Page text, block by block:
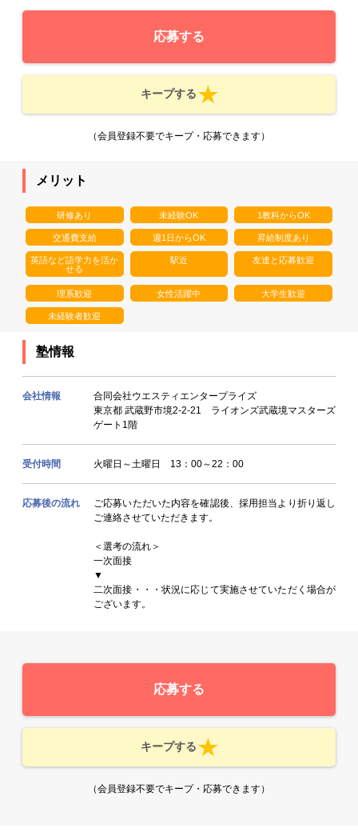
応募する
キープする
（会員登録不要でキープ・応募できます）
メリット
研修あり 未経験OK 1教科からOK
交通費支給 週1日からOK 昇給制度あり
英語など語学力を活か
せる
駅近 友達と応募歓迎
理系歓迎 女性活躍中 大学生歓迎
未経験者歓迎
塾情報
会社情報
合同会社ウエスティエンタープライズ
東京都 武蔵野市境2-2-21 ライオンズ武蔵境マスターズ
ゲート1階
受付時間 火曜日～土曜日 13：00～22：00
応募後の流れ
ご応募いただいた内容を確認後、採用担当より折り返し
ご連絡させていただきます。
＜選考の流れ＞
一次面接
▼
二次面接・・・状況に応じて実施させていただく場合が
ございます。
応募する
キープする
（会員登録不要でキープ・応募できます）